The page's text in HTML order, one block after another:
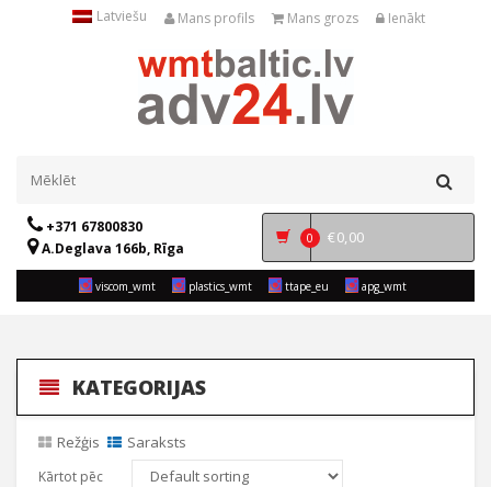
Latviešu Mans profils Mans grozs Ienākt
+371 67800830
A.Deglava 166b, Rīga
0 €0,00
viscom_wmt plastics_wmt ttape_eu apg_wmt
KATEGORIJAS
Režģis Saraksts
Kārtot pēc